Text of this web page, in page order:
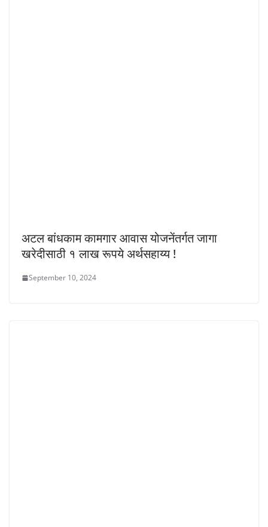
अटल बांधकाम कामगार आवास योजनेंतर्गत जागा
खरेदीसाठी १ लाख रूपये अर्थसहाय्य !
September 10, 2024